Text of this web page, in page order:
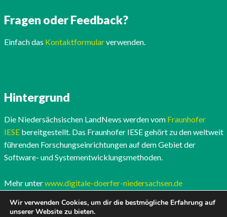
Fragen oder Feedback?
Einfach das Kontaktformularverwenden.
Hintergrund
Die Niedersächsischen LandNews werden vom Fraunhofer
IESEbereitgestellt. Das Fraunhofer IESE gehört zu den weltweit
führenden Forschungseinrichtungen auf dem Gebiet der
Software- und Systementwicklungsmethoden.
Mehr unterwww.digitale-doerfer-niedersachsen.de
Wir verwenden Cookies, um dir die bestmögliche Erfahrung auf
unserer Website zu bieten.